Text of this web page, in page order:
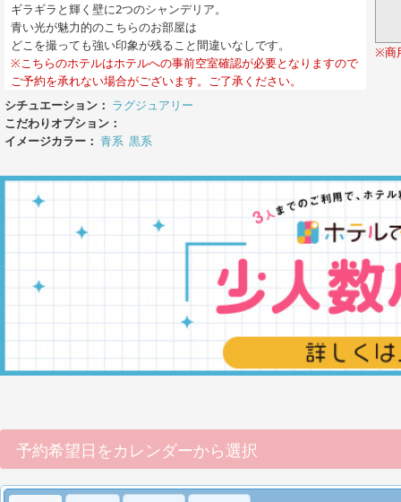
ギラギラと輝く壁に2つのシャンデリア。
青い光が魅力的のこちらのお部屋は
どこを撮っても強い印象が残ること間違いなしです。
※こちらのホテルはホテルへの事前空室確認が必要となりますので
ご予約を承れない場合がございます。ご了承ください。
シチュエーション： ラグジュアリー
こだわりオプション：
イメージカラー： 青系 黒系
※商
予約希望日をカレンダーから選択